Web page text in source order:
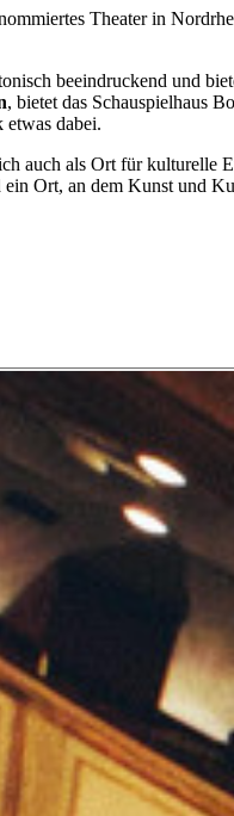
Theater in
beeindruckend und
, bietet das Schauspielhaus
dabei.
auch als Ort für kulturelle
Ort, an dem Kunst und